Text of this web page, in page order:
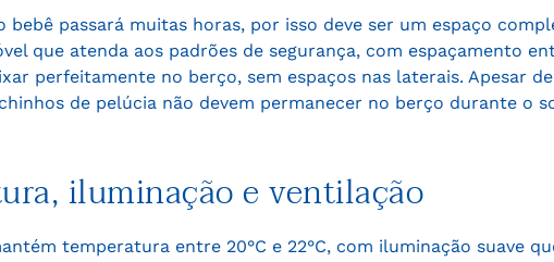
bebê passará muitas horas, por isso deve ser um espaço
que atenda aos padrões de segurança, com espaçamento
perfeitamente no berço, sem espaços nas laterais. Apesar
de pelúcia não devem permanecer no berço durante o
iluminação e ventilação
temperatura entre 20°C e 22°C, com iluminação suave